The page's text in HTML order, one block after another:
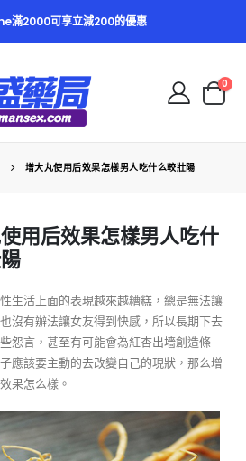
滿2000可享立減200的優惠
0
增大丸使用后效果怎樣男人吃什么較壯陽
用后效果怎樣男人吃什
生活上面的表現越來越糟糕，總是無法讓
沒有辦法讓女友得到快感，所以長期下去
怨言，甚至有可能會為紅杏出墻創造條
應該要主動的去改變自己的現狀，那么增
果怎么樣。